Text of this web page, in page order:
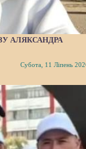
АЛЯКСАНДРА
Субота, 11 Ліпень